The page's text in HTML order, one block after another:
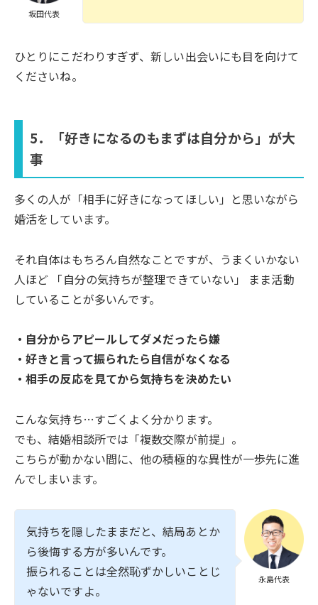
坂田代表
ひとりにこだわりすぎず、新しい出会いにも目を向けて
くださいね。
5．「好きになるのもまずは自分から」が大
事
多くの人が「相手に好きになってほしい」と思いながら
婚活をしています。
それ自体はもちろん自然なことですが、うまくいかない
人ほど 「自分の気持ちが整理できていない」 まま活動
していることが多いんです。
・自分からアピールしてダメだったら嫌
・好きと言って振られたら自信がなくなる
・相手の反応を見てから気持ちを決めたい
こんな気持ち…すごくよく分かります。
でも、結婚相談所では「複数交際が前提」。
こちらが動かない間に、他の積極的な異性が一歩先に進
んでしまいます。
永島代表
気持ちを隠したままだと、結局あとか
ら後悔する方が多いんです。
振られることは全然恥ずかしいことじ
ゃないですよ。